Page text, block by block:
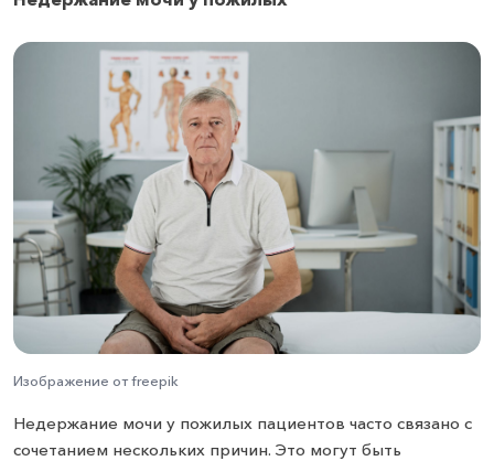
Изображение от freepik
Недержание мочи у пожилых пациентов часто связано с
сочетанием нескольких причин. Это могут быть